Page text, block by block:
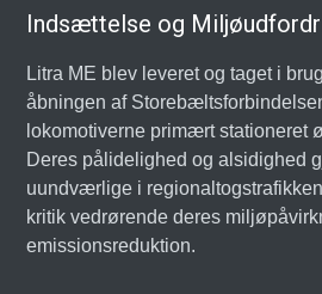
Indsættelse og
Litra ME blev leveret og taget i
åbningen af
lokomotiverne primært stationeret
Deres pålidelighed og alsidighed
uundværlige i
kritik vedrørende deres
emissionsreduktion.